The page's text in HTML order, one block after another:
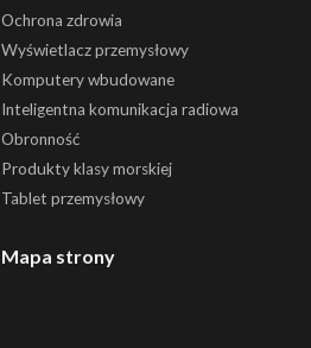
Ochrona zdrowia
Wyświetlacz przemysłowy
Komputery wbudowane
Inteligentna komunikacja radiowa
Obronność
Produkty klasy morskiej
Tablet przemysłowy
Mapa strony